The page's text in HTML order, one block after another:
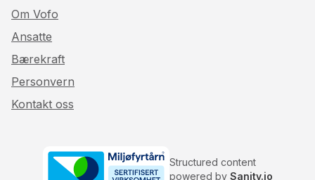
Om Vofo
Ansatte
Bærekraft
Personvern
Kontakt oss
Structured content
powered by Sanity.io